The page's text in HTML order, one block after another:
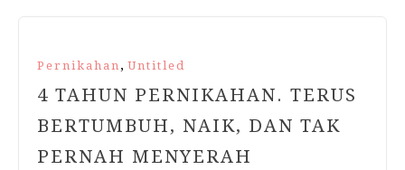
Pernikahan , Untitled
4 TAHUN PERNIKAHAN. TERUS
BERTUMBUH, NAIK, DAN TAK
PERNAH MENYERAH